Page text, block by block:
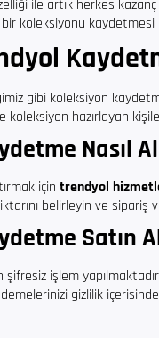
ile artık herkes
bir koleksiyonu
gibi koleksiyon
koleksiyon hazırlayan
Nasıl
için trendyol
belirleyin ve sipariş
Satın
işlem
gizlilik